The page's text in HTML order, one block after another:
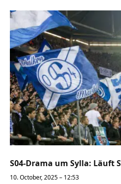
S04-Drama um Sylla: Läuft
10. October, 2025 – 12:53